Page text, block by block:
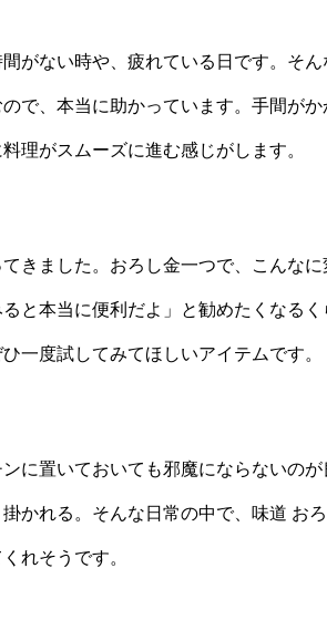
がない時や、疲れている日です。そ
で、本当に助かっています。手間が
理がスムーズに進む感じがします。
きました。おろし金一つで、こんな
と本当に便利だよ」と勧めたくなる
一度試してみてほしいアイテムです。
に置いておいても邪魔にならないの
かれる。そんな日常の中で、味道 お
れそうです。